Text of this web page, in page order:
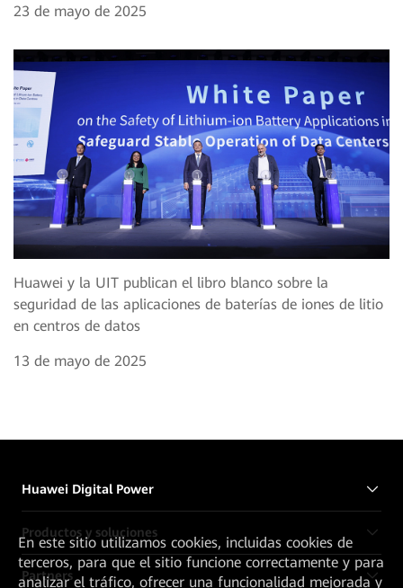
23 de mayo de 2025
Huawei y la UIT publican el libro blanco sobre la
seguridad de las aplicaciones de baterías de iones de litio
en centros de datos
13 de mayo de 2025
Huawei Digital Power
Productos y soluciones
Partners
En este sitio utilizamos cookies, incluidas cookies de
terceros, para que el sitio funcione correctamente y para
analizar el tráfico, ofrecer una funcionalidad mejorada y